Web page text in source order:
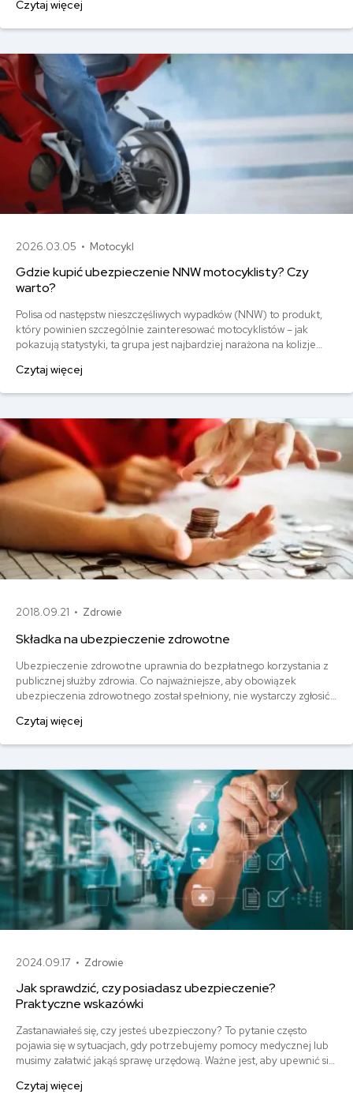
Przyglądamy się, co oferuje Euro26 i jak łączy się z ubezpieczeniem.
Czytaj więcej
2026.03.05 • Motocykl
Gdzie kupić ubezpieczenie NNW motocyklisty? Czy
warto?
Polisa od następstw nieszczęśliwych wypadków (NNW) to produkt,
który powinien szczególnie zainteresować motocyklistów – jak
pokazują statystyki, ta grupa jest najbardziej narażona na kolizje
Czytaj więcej
2018.09.21 • Zdrowie
Składka na ubezpieczenie zdrowotne
Ubezpieczenie zdrowotne uprawnia do bezpłatnego korzystania z
publicznej służby zdrowia. Co najważniejsze, aby obowiązek
ubezpieczenia zdrowotnego został spełniony, nie wystarczy zgłosić
zdrowotne w terminie. Ile wynosi składka zdrowotna? Jaka jest
Czytaj więcej
2024.09.17 • Zdrowie
Jak sprawdzić, czy posiadasz ubezpieczenie?
Praktyczne wskazówki
Zastanawiałeś się, czy jesteś ubezpieczony? To pytanie często
pojawia się w sytuacjach, gdy potrzebujemy pomocy medycznej lub
musimy załatwić jakąś sprawę urzędową. Ważne jest, aby upewnić się,
pozwoli Ci skorzystać z bezpłatnej opieki zdrowotnej. W tym
Czytaj więcej